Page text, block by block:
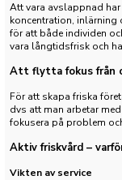
Att vara avslappnad
koncentration,
för att både individen
vara långtidsfrisk och
Att flytta fokus från
För att skapa friska
dvs att man arbetar
fokusera på problem
Aktiv friskvård –
Vikten av service